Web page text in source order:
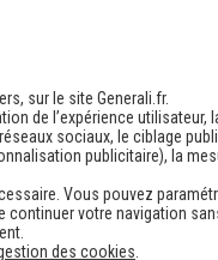
sur le site Generali.fr.
de l’expérience utilisateur,
sociaux, le ciblage
publicitaire), la
Vous pouvez
continuer votre navigation
des cookies.